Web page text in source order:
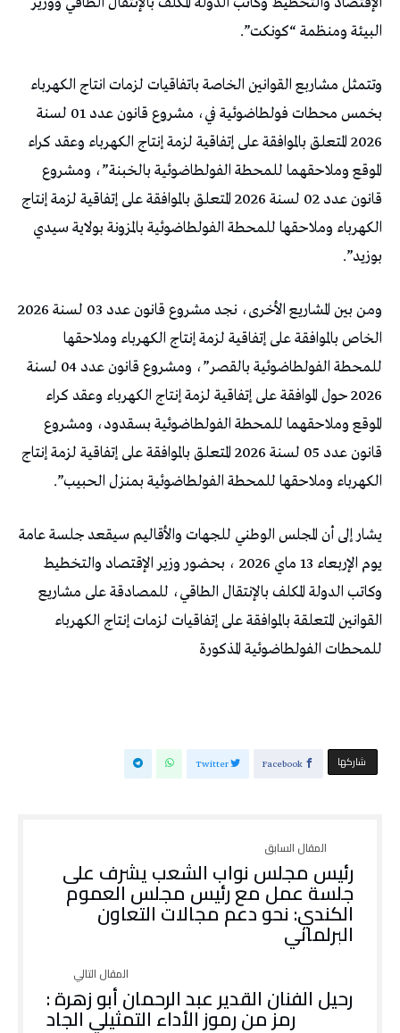
البيئة ومنظمة “كونكت”.
وتتمثل مشاربع القوانين الخاصة باتفاقيات لزمات انتاج الكهرباء
بخمس محطات فولطاضوئية في، مشروع قانون عدد 01 لسنة
2026 المتعلق بالموافقة على إتفاقية لزمة إنتاج الكهرباء وعقد كراء
الموقع وملاحقهما للمحطة الفولطاضوئية بالخبنة”، ومشروع
قانون عدد 02 لسنة 2026 المتعلق بالموافقة على إتفاقية لزمة إنتاج
الكهرباء وملاحقها للمحطة الفولطاضوئية بالمزونة بولاية سيدي
بوزيد”.
ومن بين المشاريع الأخرى، نجد مشروع قانون عدد 03 لسنة 2026
الخاص بالموافقة على إتفاقية لزمة إنتاج الكهرباء وملاحقها
للمحطة الفولطاضوئية بالقصر”، ومشروع قانون عدد 04 لسنة
2026 حول الموافقة على إتفاقية لزمة إنتاج الكهرباء وعقد كراء
الموقع وملاحقهما للمحطة الفولطاضوئية بسقدود، ومشروع
قانون عدد 05 لسنة 2026 المتعلق بالموافقة على إتفاقية لزمة إنتاج
الكهرباء وملاحقها للمحطة الفولطاضوئية بمنزل الحبيب”.
يشار إلى أن المجلس الوطني للجهات والأقاليم سيقعد جلسة عامة
يوم الإربعاء 13 ماي 2026 ، بحضور وزير الإقتصاد والتخطيط
وكاتب الدولة المكلف بالإنتقال الطاقي، للمصادقة على مشاريع
القوانين المتعلقة بالموافقة على إتفاقيات لزمات إنتاج الكهرباء
للمحطات الفولطاضوئية المذكورة
‫‫ شاركها‬ Facebook
Twitter
رئيس مجلس نواب الشعب يشرف على
جلسة عمل مع رئيس مجلس العموم
الكندي: نحو دعم مجالات التعاون
البرلماني
رحيل الفنان القدير عبد الرحمان أبو زهرة :
رمز من رموز الأداء التمثيلي الجاد